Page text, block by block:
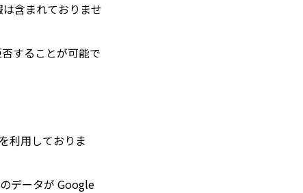
含まれておりませ
することが可能で
利用しておりま
データが Google